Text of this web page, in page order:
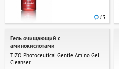
13
Гель очищающий с
аминокислотами
TIZO Photoceutical Gentle Amino Gel
Cleanser